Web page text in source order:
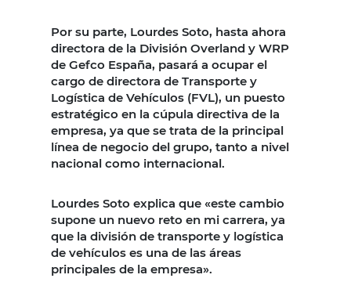
Por su parte, Lourdes Soto, hasta ahora
directora de la División Overland y WRP
de Gefco España, pasará a ocupar el
cargo de directora de Transporte y
Logística de Vehículos (FVL), un puesto
estratégico en la cúpula directiva de la
empresa, ya que se trata de la principal
línea de negocio del grupo, tanto a nivel
nacional como internacional.
Lourdes Soto explica que «este cambio
supone un nuevo reto en mi carrera, ya
que la división de transporte y logística
de vehículos es una de las áreas
principales de la empresa».